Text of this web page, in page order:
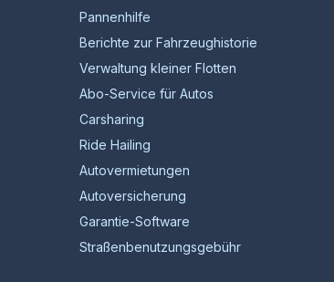
Pannenhilfe
Berichte zur Fahrzeughistorie
Verwaltung kleiner Flotten
Abo-Service für Autos
Carsharing
Ride Hailing
Autovermietungen
Autoversicherung
Garantie-Software
Straßenbenutzungsgebühr